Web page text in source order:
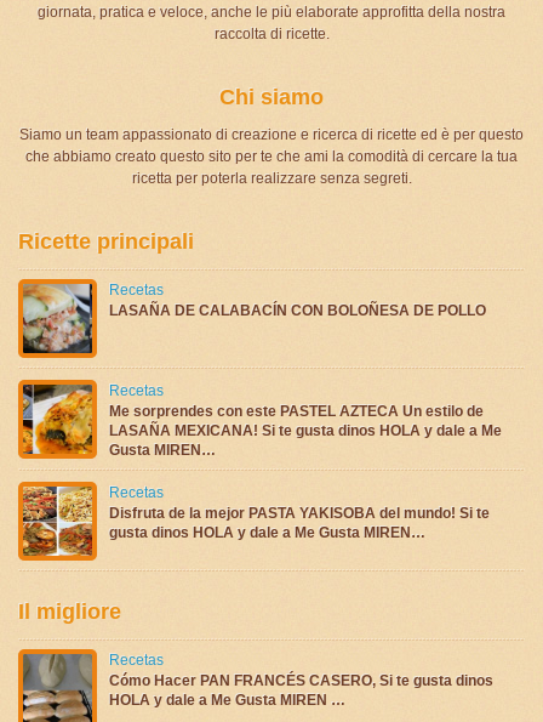
giornata, pratica e veloce, anche le più elaborate approfitta della nostra
raccolta di ricette.
Chi siamo
Siamo un team appassionato di creazione e ricerca di ricette ed è per questo
che abbiamo creato questo sito per te che ami la comodità di cercare la tua
ricetta per poterla realizzare senza segreti.
Ricette principali
Recetas
LASAÑA DE CALABACÍN CON BOLOÑESA DE POLLO
Recetas
Me sorprendes con este PASTEL AZTECA Un estilo de
LASAÑA MEXICANA! Si te gusta dinos HOLA y dale a Me
Gusta MIREN…
Recetas
Disfruta de la mejor PASTA YAKISOBA del mundo! Si te
gusta dinos HOLA y dale a Me Gusta MIREN…
Il migliore
Recetas
Cómo Hacer PAN FRANCÉS CASERO, Si te gusta dinos
HOLA y dale a Me Gusta MIREN …